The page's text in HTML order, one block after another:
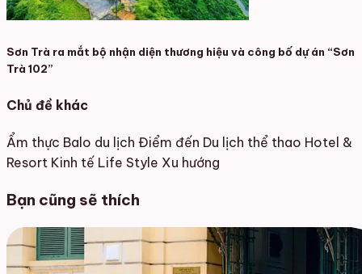
Sơn Trà ra mắt bộ nhận diện thương hiệu và công bố dự án “Sơn
Trà 102”
Chủ đề khác
Ẩm thực Balo du lịch Điểm đến Du lịch thể thao Hotel &
Resort Kinh tế Life Style Xu hướng
Bạn cũng sẽ thích